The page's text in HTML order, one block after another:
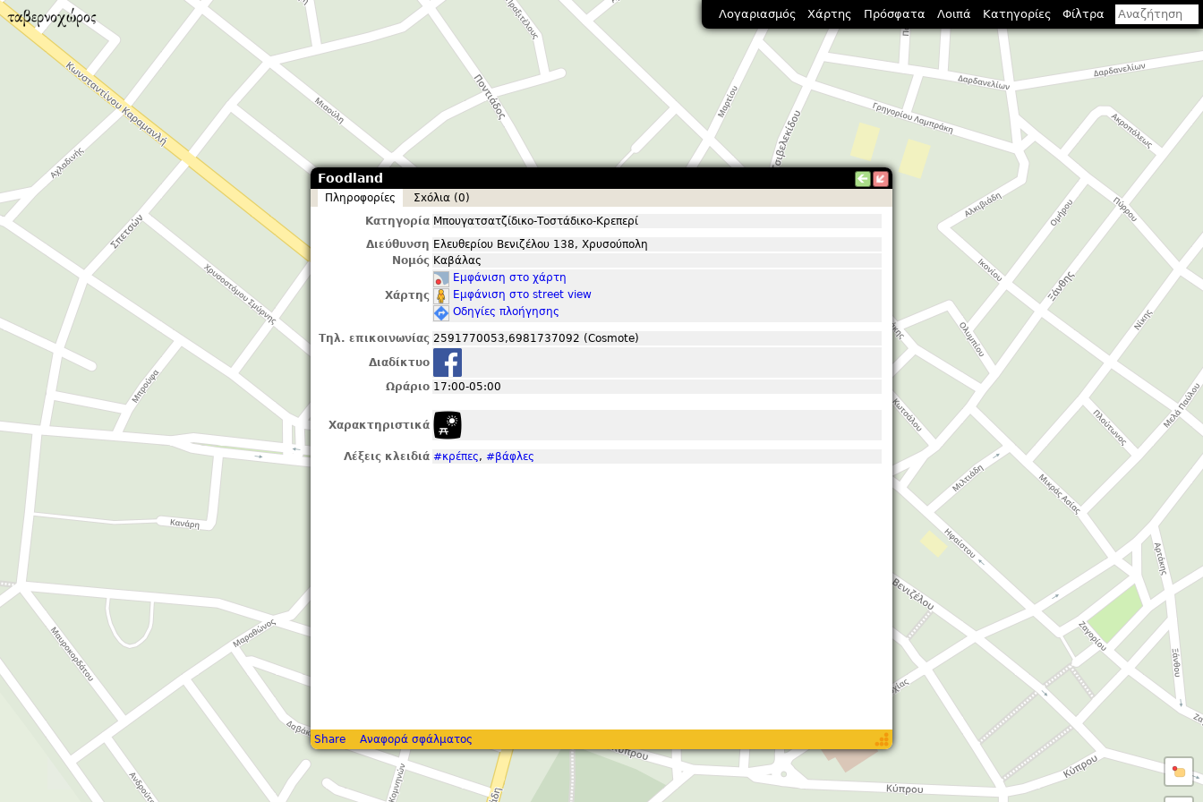
Foodland
Πληροφορίες
Σxόλια (0)
Κατηγορία Μπουγατσατζίδικο-Τοστάδικο-Κρεπερί
Διεύθυνση Ελευθερίου Βενιζέλου 138, Χρυσούπολη
Νομός Καβάλας
Χάρτης
Εμφάνιση στο χάρτη
Εμφάνιση στο street view
Οδηγίες πλοήγησης
Τηλ. επικοινωνίας 2591770053,6981737092 (Cosmote)
Διαδίκτυο
Ωράριο 17:00-05:00
Χαρακτηριστικά
Λέξεις κλειδιά #κρέπες, #βάφλες
Share Αναφορά σφάλματος
Λογαριασμός Χάρτης Πρόσφατα Λοιπά Κατηγορίες Φίλτρα